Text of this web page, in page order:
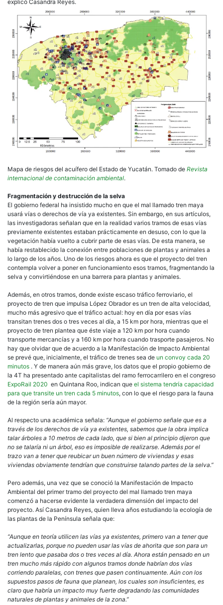
explicó Casandra Reyes.
Mapa de riesgos del acuífero del Estado de Yucatán. Tomado de Revista
internacional de contaminación ambiental.
Fragmentación y destrucción de la selva
El gobierno federal ha insistido mucho en que el mal llamado tren maya
usará vías o derechos de vía ya existentes. Sin embargo, en sus artículos,
las investigadoras señalan que en la realidad varios tramos de esas vías
previamente existentes estaban prácticamente en desuso, con lo que la
vegetación había vuelto a cubrir parte de esas vías. De esta manera, se
había restablecido la conexión entre poblaciones de plantas y animales a
lo largo de los años. Uno de los riesgos ahora es que el proyecto del tren
contempla volver a poner en funcionamiento esos tramos, fragmentando la
selva y convirtiéndose en una barrera para plantas y animales.
Además, en otros tramos, donde existe escaso tráfico ferroviario, el
proyecto de tren que impulsa López Obrador es un tren de alta velocidad,
mucho más agresivo que el tráfico actual: hoy en día por esas vías
transitan trenes dos o tres veces al día, a 15 km por hora, mientras que el
proyecto de tren plantea que éste viaje a 120 km por hora cuando
transporte mercancías y a 160 km por hora cuando trasporte pasajeros. No
hay que olvidar que de acuerdo a la Manifestación de Impacto Ambiental
se prevé que, inicialmente, el tráfico de trenes sea de un convoy cada 20
minutos . Y de manera aún más grave, los datos que el propio gobierno de
la 4T ha presentado ante capitalistas del ramo ferrocarrilero en el congreso
ExpoRail 2020 en Quintana Roo, indican que el sistema tendría capacidad
para que transite un tren cada 5 minutos, con lo que el riesgo para la fauna
de la región sería aún mayor.
Al respecto una académica señala: “Aunque el gobierno señale que es a
través de los derechos de vía ya existentes, sabemos que la obra implica
talar árboles a 10 metros de cada lado, que si bien al principio dijeron que
no se talaría ni un árbol, eso es imposible de realizarse. Además por el
trazo van a tener que reubicar un buen número de viviendas y esas
viviendas obviamente tendrían que construirse talando partes de la selva.”
Pero además, una vez que se conoció la Manifestación de Impacto
Ambiental del primer tramo del proyecto del mal llamado tren maya
comenzó a hacerse evidente la verdadera dimensión del impacto del
proyecto. Así Casandra Reyes, quien lleva años estudiando la ecología de
las plantas de la Península señala que:
“Aunque en teoría utilicen las vías ya existentes, primero van a tener que
actualizarlas, porque no pueden usar las vías de ahorita que son para un
tren lento que pasaba dos o tres veces al día. Ahora están pensado en un
tren mucho más rápido con algunos tramos donde habrían dos vías
corriendo paralelas, con trenes que pasen continuamente. Aún con los
supuestos pasos de fauna que planean, los cuales son insuficientes, es
claro que habría un impacto muy fuerte degradando las comunidades
naturales de plantas y animales de la zona.”